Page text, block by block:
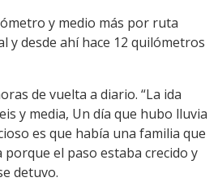
y medio más por ruta
desde ahí hace 12 quilómetros
de vuelta a diario. “La ida
y media, Un día que hubo lluvia
es que había una familia que
el paso estaba crecido y
detuvo.